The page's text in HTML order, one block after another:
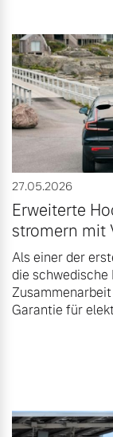
27.05.2026
Erweiterte
stromern mit
Als einer der
die
Garantie für